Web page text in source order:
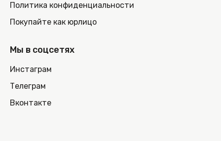
Политика конфиденциальности
Покупайте как юрлицо
Мы в соцсетях
Инстаграм
Телеграм
Вконтакте